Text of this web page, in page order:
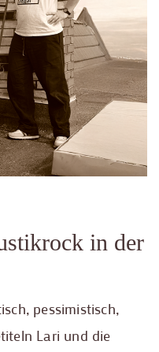
in der
pessimistisch,
Lari und die